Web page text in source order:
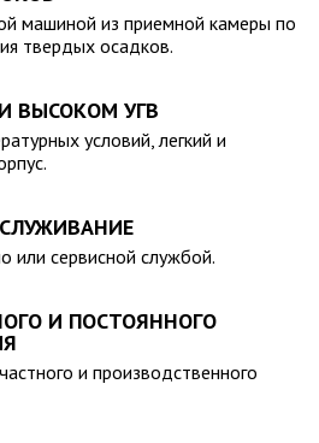
полном соответствии с
и полностью безопасна в
машиной из приемной камеры по
твердых осадков.
ВЫСОКОМ УГВ
условий, легкий и
или сервисной службой.
И ПОСТОЯННОГО
и производственного